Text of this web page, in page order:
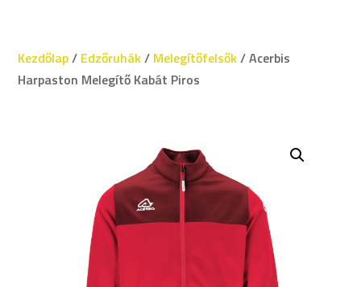
Kezdőlap/ Edzőruhák/ Melegítőfelsők/ Acerbis
Harpaston Melegítő Kabát Piros